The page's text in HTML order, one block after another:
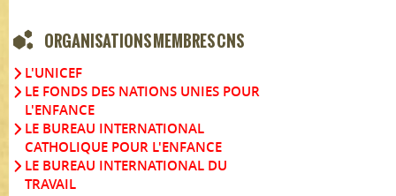
ORGANISATIONS MEMBRES CNS
L'UNICEF
LE FONDS DES NATIONS UNIES POUR
L'ENFANCE
LE BUREAU INTERNATIONAL
CATHOLIQUE POUR L'ENFANCE
LE BUREAU INTERNATIONAL DU
TRAVAIL